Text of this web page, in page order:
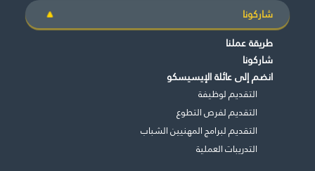
شاركونا
طريقة عملنا
شاركونا
انضم إلى عائلة الإيسيسكو
التقديم لوظيفة
التقديم لفرص التطوع
التقديم لبرامج المهنيين الشباب
التدريبات العملية